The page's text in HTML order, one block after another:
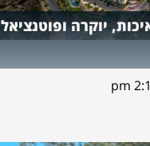
יוקרה ופוטנציאל